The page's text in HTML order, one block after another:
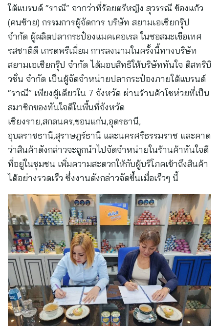
ใต้แบรนด์ “ราณี” จากว่าที่ร้อยตรีหญิง สุวรรณี ข้องแก้ว
(คนซ้าย) กรรมการผู้จัดการ บริษัท สยามเอเชียกรุ๊ป
จำกัด ผู้ผลิตปลากระป๋องแมคเคอเรล ในซอสมะเขือเทศ
รสชาติดี เกรดพรีเมี่ยม การลงนามในครั้งนี้ทางบริษัท
สยามเอเชียกรุ๊ป จำกัด ได้มอบสิทธิให้บริษัททันใจ ดิสทริบิ
วชั่น จำกัด เป็นผู้จัดจำหน่ายปลากระป๋องภายใต้แบรนด์
“ราณี” เพียงผู้เดียวใน 7 จังหวัด ผ่านร้านค้าโชห่วยที่เป็น
สมาชิกของทันใจดีในพื้นที่จังหวัด
เชียงราย,สกลนคร,ขอนแก่น,อุดรธานี,
อุบลราชธานี,สุราษฎร์ธานี และนครศรีธรรมราช และคาด
ว่าสินค้าดังกล่าวจะถูกนำไปจัดจำหน่ายในร้านค้าทันใจดี
ที่อยู่ในชุมชน เพิ่มความสะดวกให้กับผู้บริโภคเข้าถึงสินค้า
ได้อย่างรวดเร็ว ซึ่งงานดังกล่าวจัดขึ้นเมื่อเร็วๆ นี้